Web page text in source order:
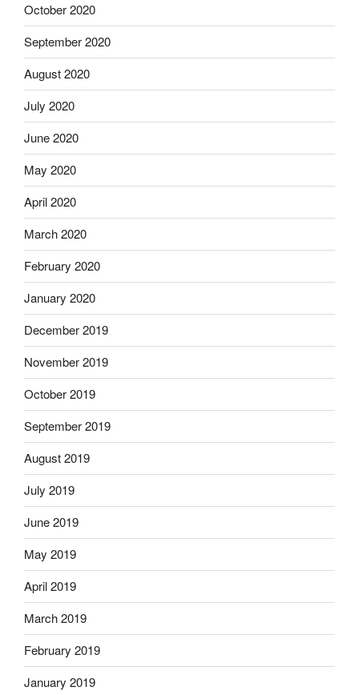
October 2020
September 2020
August 2020
July 2020
June 2020
May 2020
April 2020
March 2020
February 2020
January 2020
December 2019
November 2019
October 2019
September 2019
August 2019
July 2019
June 2019
May 2019
April 2019
March 2019
February 2019
January 2019